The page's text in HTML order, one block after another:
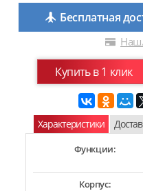
Бесплатная
Купить в 1 клик
Характеристики
Функции:
Корпус: